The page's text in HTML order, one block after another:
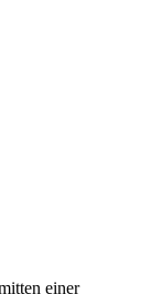
einer